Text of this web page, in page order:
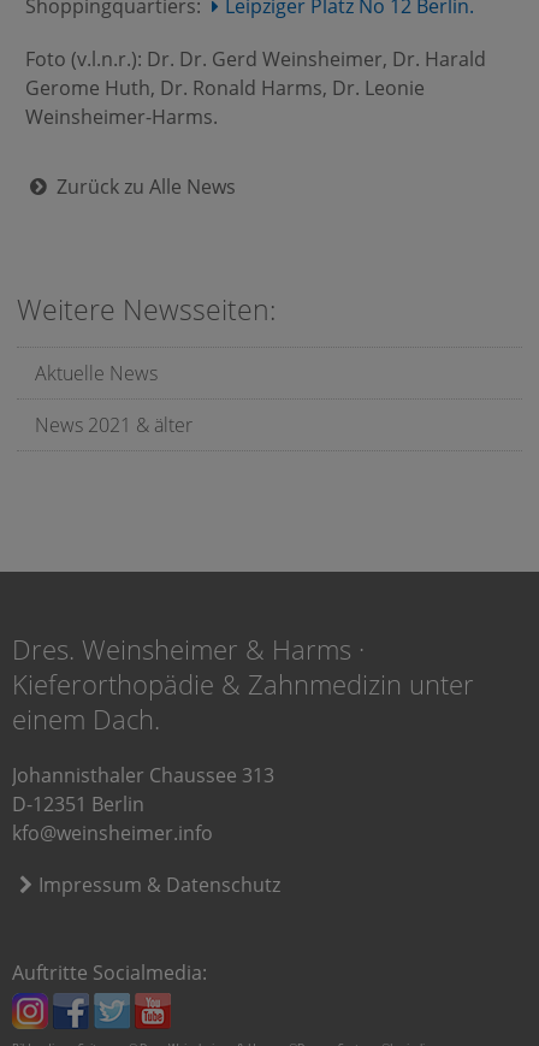
Shoppingquartiers:
Leipziger Platz No 12 Berlin.
Foto (v.l.n.r.): Dr. Dr. Gerd Weinsheimer, Dr. Harald
Gerome Huth, Dr. Ronald Harms, Dr. Leonie
Weinsheimer-Harms.
Zurück zu Alle News
Weitere Newsseiten:
Aktuelle News
News 2021 & älter
Dres. Weinsheimer & Harms ·
Kieferorthopädie & Zahnmedizin unter
einem Dach.
Johannisthaler Chaussee 313
D-12351 Berlin
kfo@weinsheimer.info
Impressum & Datenschutz
Auftritte Socialmedia: